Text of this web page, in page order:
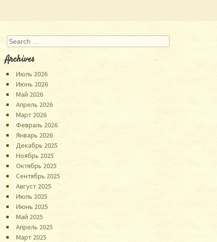
Search
Archives
Июль 2026
Июнь 2026
Май 2026
Апрель 2026
Март 2026
Февраль 2026
Январь 2026
Декабрь 2025
Ноябрь 2025
Октябрь 2025
Сентябрь 2025
Август 2025
Июль 2025
Июнь 2025
Май 2025
Апрель 2025
Март 2025